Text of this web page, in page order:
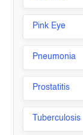
Pink Eye
Pneumonia
Prostatitis
Tuberculosis